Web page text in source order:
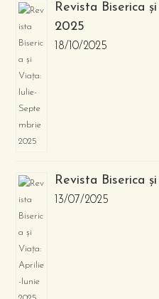
Revista Biserica
2025
18/10/2025
Revista Biserica
13/07/2025